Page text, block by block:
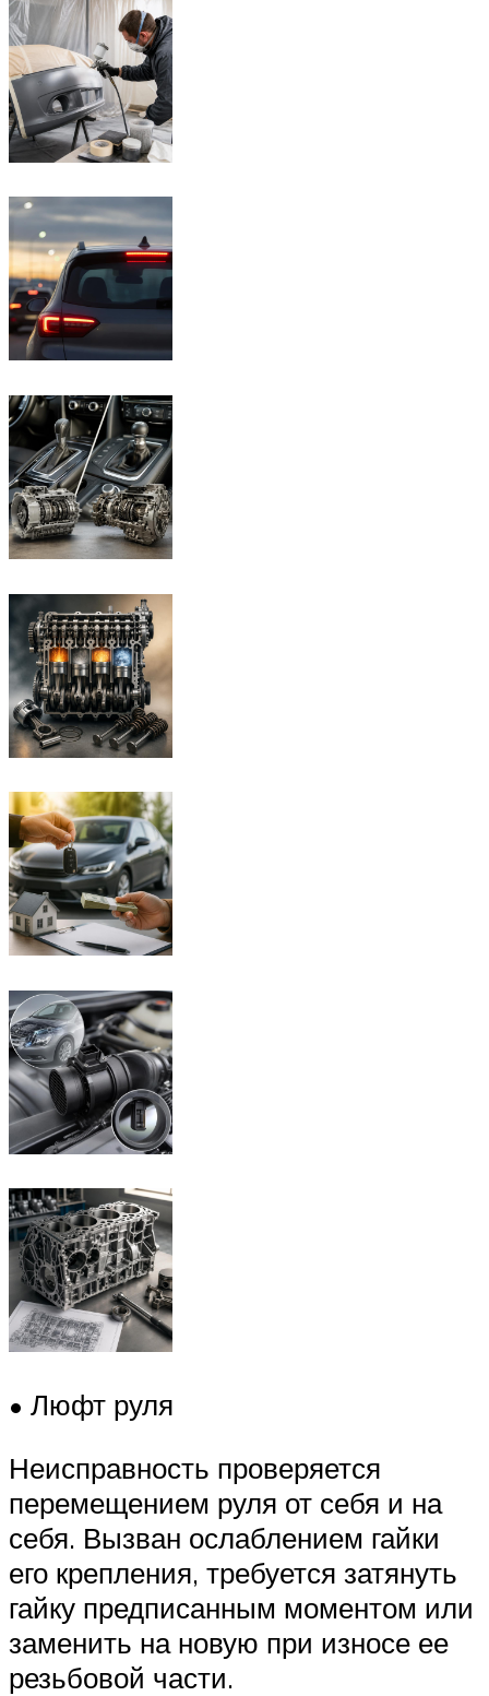
• Люфт руля
Неисправность проверяется
перемещением руля от себя и на
себя. Вызван ослаблением гайки
его крепления, требуется затянуть
гайку предписанным моментом или
заменить на новую при износе ее
резьбовой части.